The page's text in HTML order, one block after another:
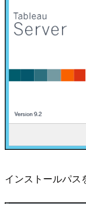
インストールパス